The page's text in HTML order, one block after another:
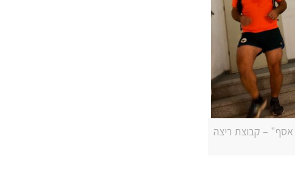
אסף" – קבוצת ריצה